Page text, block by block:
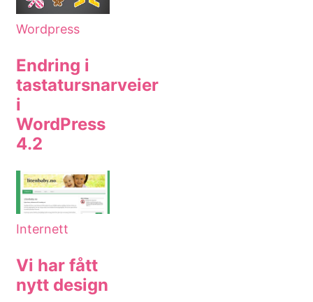
Wordpress
Endring i
tastatursnarveier
i
WordPress
4.2
Internett
Vi har fått
nytt design